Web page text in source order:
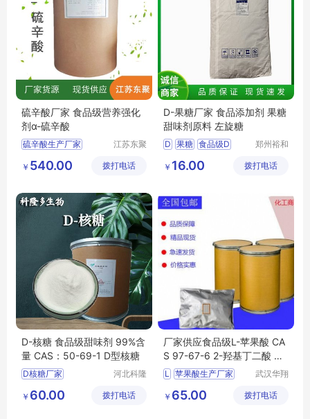
硫辛酸厂家 食品级营养强化
剂α-硫辛酸
硫辛酸生产厂家
食品级硫辛酸厂家
江苏东聚
有限公司
￥ 540.00 拨打电话
D-果糖厂家 食品添加剂 果糖
甜味剂原料 左旋糖
D 果糖 食品级D
果糖生产厂家
左旋糖
郑州裕和
剂有限公
￥ 16.00 拨打电话
D-核糖 食品级甜味剂 99%含
量 CAS：50-69-1 D型核糖
D核糖厂家
食品级D核糖
河北科隆
技有限公
￥ 60.00 拨打电话
厂家供应食品级L-苹果酸 CA
S 97-67-6 2-羟基丁二酸 酸
味剂
L
苹果酸生产厂家
苹果酸价格
武汉华翔
技术有限
￥ 65.00 拨打电话